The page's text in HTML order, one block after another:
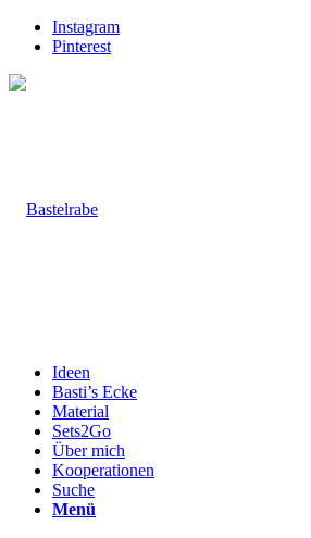
Instagram
Pinterest
Ideen
Basti’s Ecke
Material
Sets2Go
Über mich
Kooperationen
Suche
Menü